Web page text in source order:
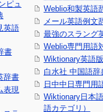
ピュ
英語
書
辞書
表現
Weblio和製英語
メール英語例文
最強のスラング
Weblio専門用語
Wiktionary英語版
白水社 中国語辞
日中中日専門用
Wiktionary日本
語カテゴリ）